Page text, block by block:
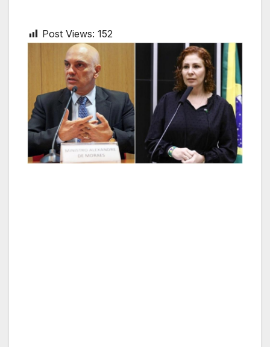
Post Views: 152